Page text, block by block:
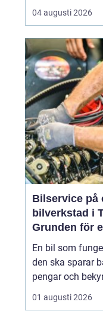
företag behöver
med värme,
Många undrar
skiljer en seriös
partner från en
lösning, hur en
installation bör
och vilka...
04 augusti 2026
Bilservice på
bilverkstad i
Grunden för
trygg och
bilvardag
En bil som
den ska sparar
pengar och
För många
servicefrågan
01 augusti 2026